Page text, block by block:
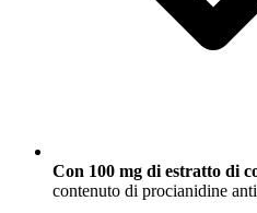
Con 100 mg di estratto di
contenuto di procianidine